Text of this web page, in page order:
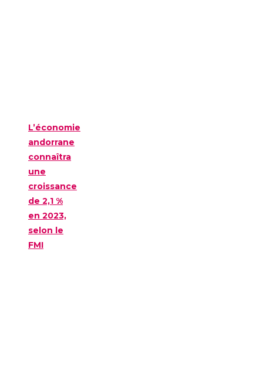
L’économie
andorrane
connaîtra
une
croissance
de 2,1 %
en 2023,
selon le
FMI